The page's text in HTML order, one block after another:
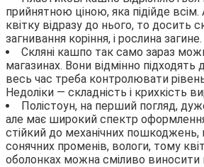
прийнятною ціною, яка підійде
квітку відразу до нього, то досить
загнивання коріння, і рослина загине.
Скляні кашпо так само зараз
магазинах. Вони відмінно підходять
весь час треба контролювати
Недоліки — складність і крихкість
Полістоун, на перший погляд,
але має широкий спектр
стійкий до механічних пошкоджень,
сонячних променів, вологи, тому
оболонках можна сміливо виносити